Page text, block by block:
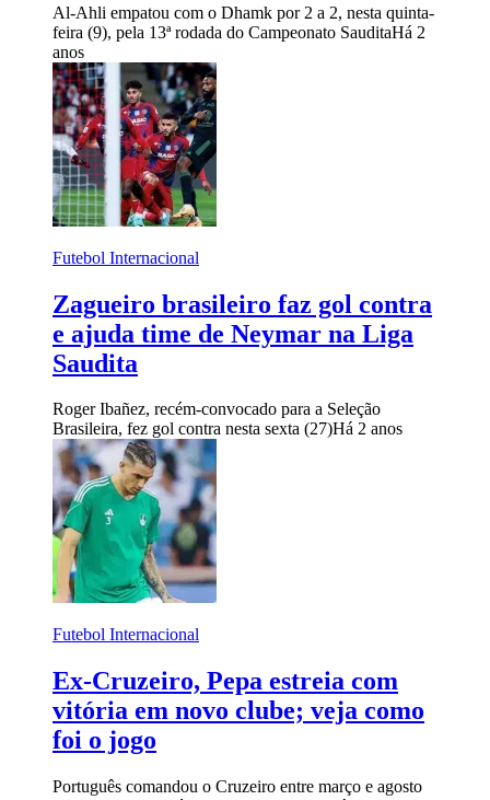
Al-Ahli empatou com o Dhamk por 2 a 2, nesta quinta-
feira (9), pela 13ª rodada do Campeonato SauditaHá 2
anos
Futebol Internacional
Zagueiro brasileiro faz gol contra
e ajuda time de Neymar na Liga
Saudita
Roger Ibañez, recém-convocado para a Seleção
Brasileira, fez gol contra nesta sexta (27)Há 2 anos
Futebol Internacional
Ex-Cruzeiro, Pepa estreia com
vitória em novo clube; veja como
foi o jogo
Português comandou o Cruzeiro entre março e agosto